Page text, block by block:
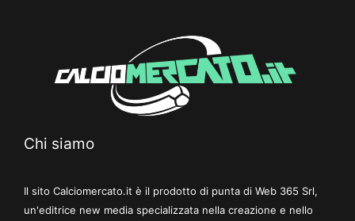
Chi siamo
Il sito Calciomercato.it è il prodotto di punta di Web 365 Srl,
un'editrice new media specializzata nella creazione e nello